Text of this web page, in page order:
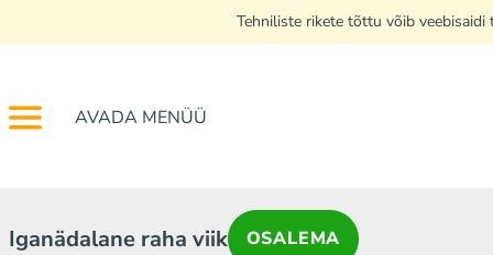
Tehniliste rikete tõttu võib veebisaidi
AVADA MENÜÜ
Iganädalane raha viik OSALEMA